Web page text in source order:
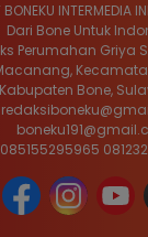
BONEKU INTERMEDIA
Dari Bone Untuk
Perumahan Griya
Bone,
085155295965